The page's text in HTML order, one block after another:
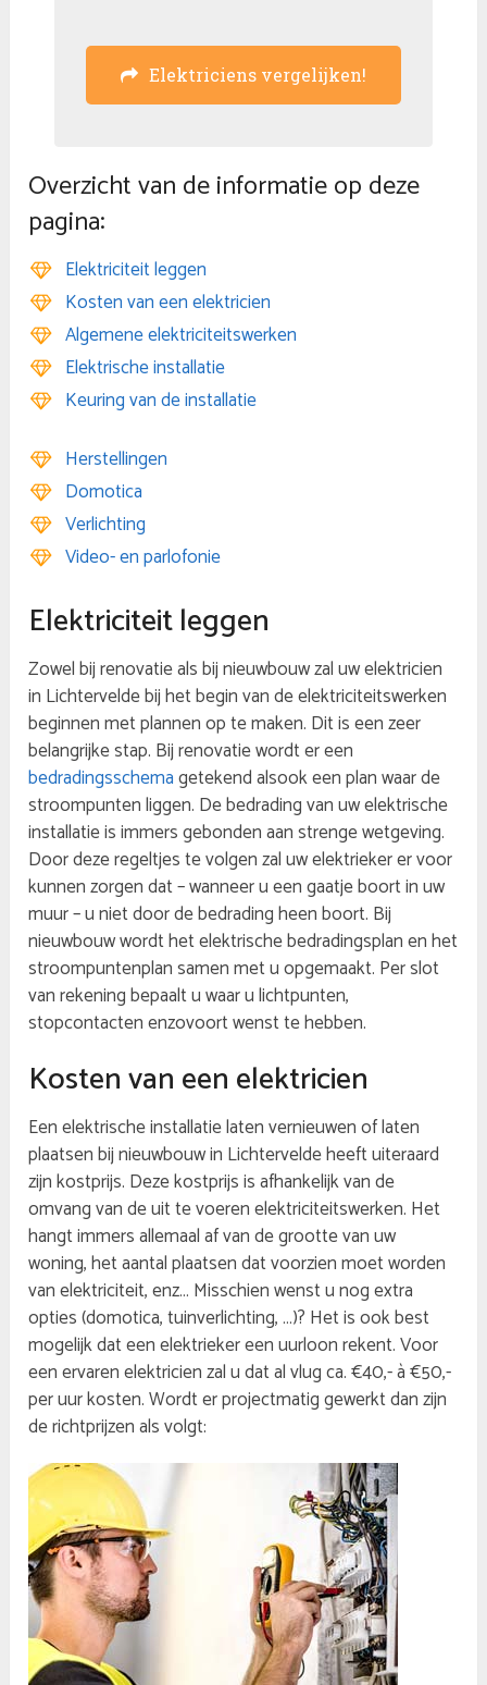
Elektriciens vergelijken!
Overzicht van de informatie op deze
pagina:
Elektriciteit leggen
Kosten van een elektricien
Algemene elektriciteitswerken
Elektrische installatie
Keuring van de installatie
Herstellingen
Domotica
Verlichting
Video- en parlofonie
Elektriciteit leggen
Zowel bij renovatie als bij nieuwbouw zal uw elektricien
in Lichtervelde bij het begin van de elektriciteitswerken
beginnen met plannen op te maken. Dit is een zeer
belangrijke stap. Bij renovatie wordt er een
bedradingsschemagetekend alsook een plan waar de
stroompunten liggen. De bedrading van uw elektrische
installatie is immers gebonden aan strenge wetgeving.
Door deze regeltjes te volgen zal uw elektrieker er voor
kunnen zorgen dat – wanneer u een gaatje boort in uw
muur – u niet door de bedrading heen boort. Bij
nieuwbouw wordt het elektrische bedradingsplan en het
stroompuntenplan samen met u opgemaakt. Per slot
van rekening bepaalt u waar u lichtpunten,
stopcontacten enzovoort wenst te hebben.
Kosten van een elektricien
Een elektrische installatie laten vernieuwen of laten
plaatsen bij nieuwbouw in Lichtervelde heeft uiteraard
zijn kostprijs. Deze kostprijs is afhankelijk van de
omvang van de uit te voeren elektriciteitswerken. Het
hangt immers allemaal af van de grootte van uw
woning, het aantal plaatsen dat voorzien moet worden
van elektriciteit, enz… Misschien wenst u nog extra
opties (domotica, tuinverlichting, …)? Het is ook best
mogelijk dat een elektrieker een uurloon rekent. Voor
een ervaren elektricien zal u dat al vlug ca. €40,- à €50,-
per uur kosten. Wordt er projectmatig gewerkt dan zijn
de richtprijzen als volgt: